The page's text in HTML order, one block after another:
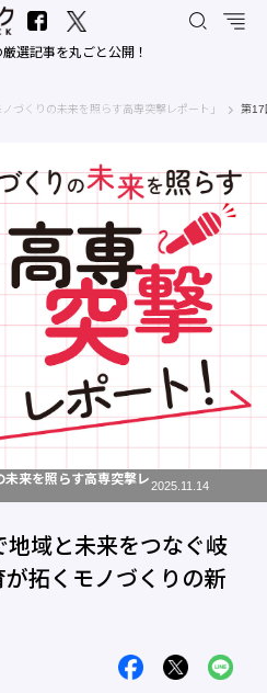
選記事を丸ごと公開！
聞社
づくりの未来を照らす高専突撃レポート」 第17
来を照らす高専突撃レ2025.11.14
域と未来をつなぐ岐
拓くモノづくりの新